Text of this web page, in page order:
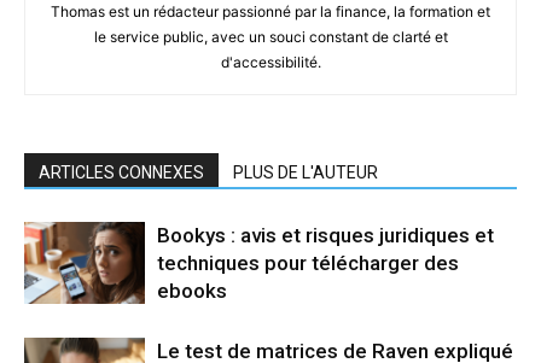
Thomas est un rédacteur passionné par la finance, la formation et
le service public, avec un souci constant de clarté et
d'accessibilité.
ARTICLES CONNEXES PLUS DE L'AUTEUR
Bookys : avis et risques juridiques et
techniques pour télécharger des
ebooks
Le test de matrices de Raven expliqué